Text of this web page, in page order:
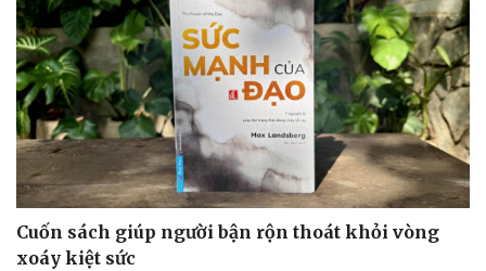
Cuốn sách giúp người bận rộn thoát khỏi vòng
xoáy kiệt sức